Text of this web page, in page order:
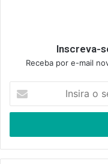
Inscreva-
Receba por e-mail
seu
de
email